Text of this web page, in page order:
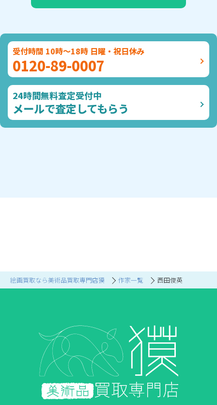
絵画買取なら美術品買取専門店獏 作家一覧 西田俊英
受付時間 10時～18時 日曜・祝日休み
0120-89-0007
24時間無料査定受付中
メールで査定してもらう